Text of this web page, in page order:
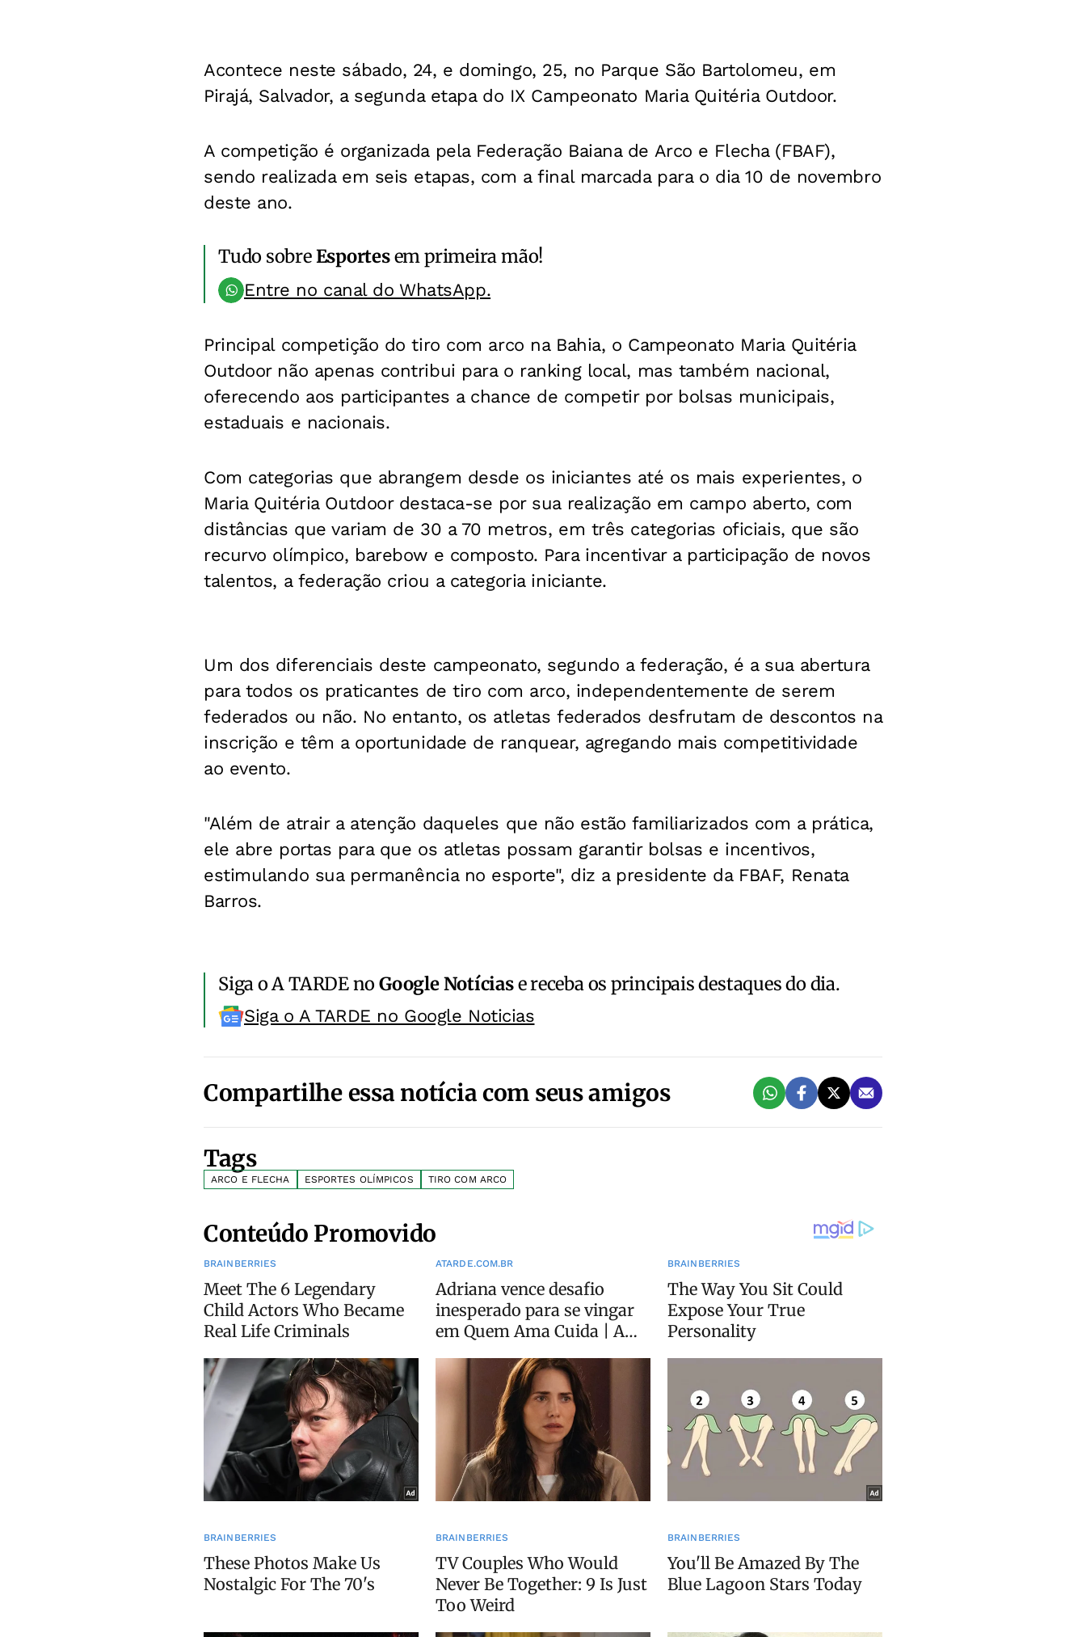
Acontece neste sábado, 24, e domingo, 25, no Parque São Bartolomeu, em
Pirajá, Salvador, a segunda etapa do IX Campeonato Maria Quitéria Outdoor.
A competição é organizada pela Federação Baiana de Arco e Flecha (FBAF),
sendo realizada em seis etapas, com a final marcada para o dia 10 de novembro
deste ano.
Tudo sobreEsportesem primeira mão!
Entre no canal do WhatsApp.
Principal competição do tiro com arco na Bahia, o Campeonato Maria Quitéria
Outdoor não apenas contribui para o ranking local, mas também nacional,
oferecendo aos participantes a chance de competir por bolsas municipais,
estaduais e nacionais.
Com categorias que abrangem desde os iniciantes até os mais experientes, o
Maria Quitéria Outdoor destaca-se por sua realização em campo aberto, com
distâncias que variam de 30 a 70 metros, em três categorias oficiais, que são
recurvo olímpico, barebow e composto. Para incentivar a participação de novos
talentos, a federação criou a categoria iniciante.
Um dos diferenciais deste campeonato, segundo a federação, é a sua abertura
para todos os praticantes de tiro com arco, independentemente de serem
federados ou não. No entanto, os atletas federados desfrutam de descontos na
inscrição e têm a oportunidade de ranquear, agregando mais competitividade
ao evento.
"Além de atrair a atenção daqueles que não estão familiarizados com a prática,
ele abre portas para que os atletas possam garantir bolsas e incentivos,
estimulando sua permanência no esporte", diz a presidente da FBAF, Renata
Barros.
Siga o A TARDE noGoogle Notíciase receba os principais destaques do dia.
Siga o A TARDE no Google Noticias
Compartilhe essa notícia com seus amigos
Tags
ARCO E FLECHA ESPORTES OLÍMPICOS TIRO COM ARCO